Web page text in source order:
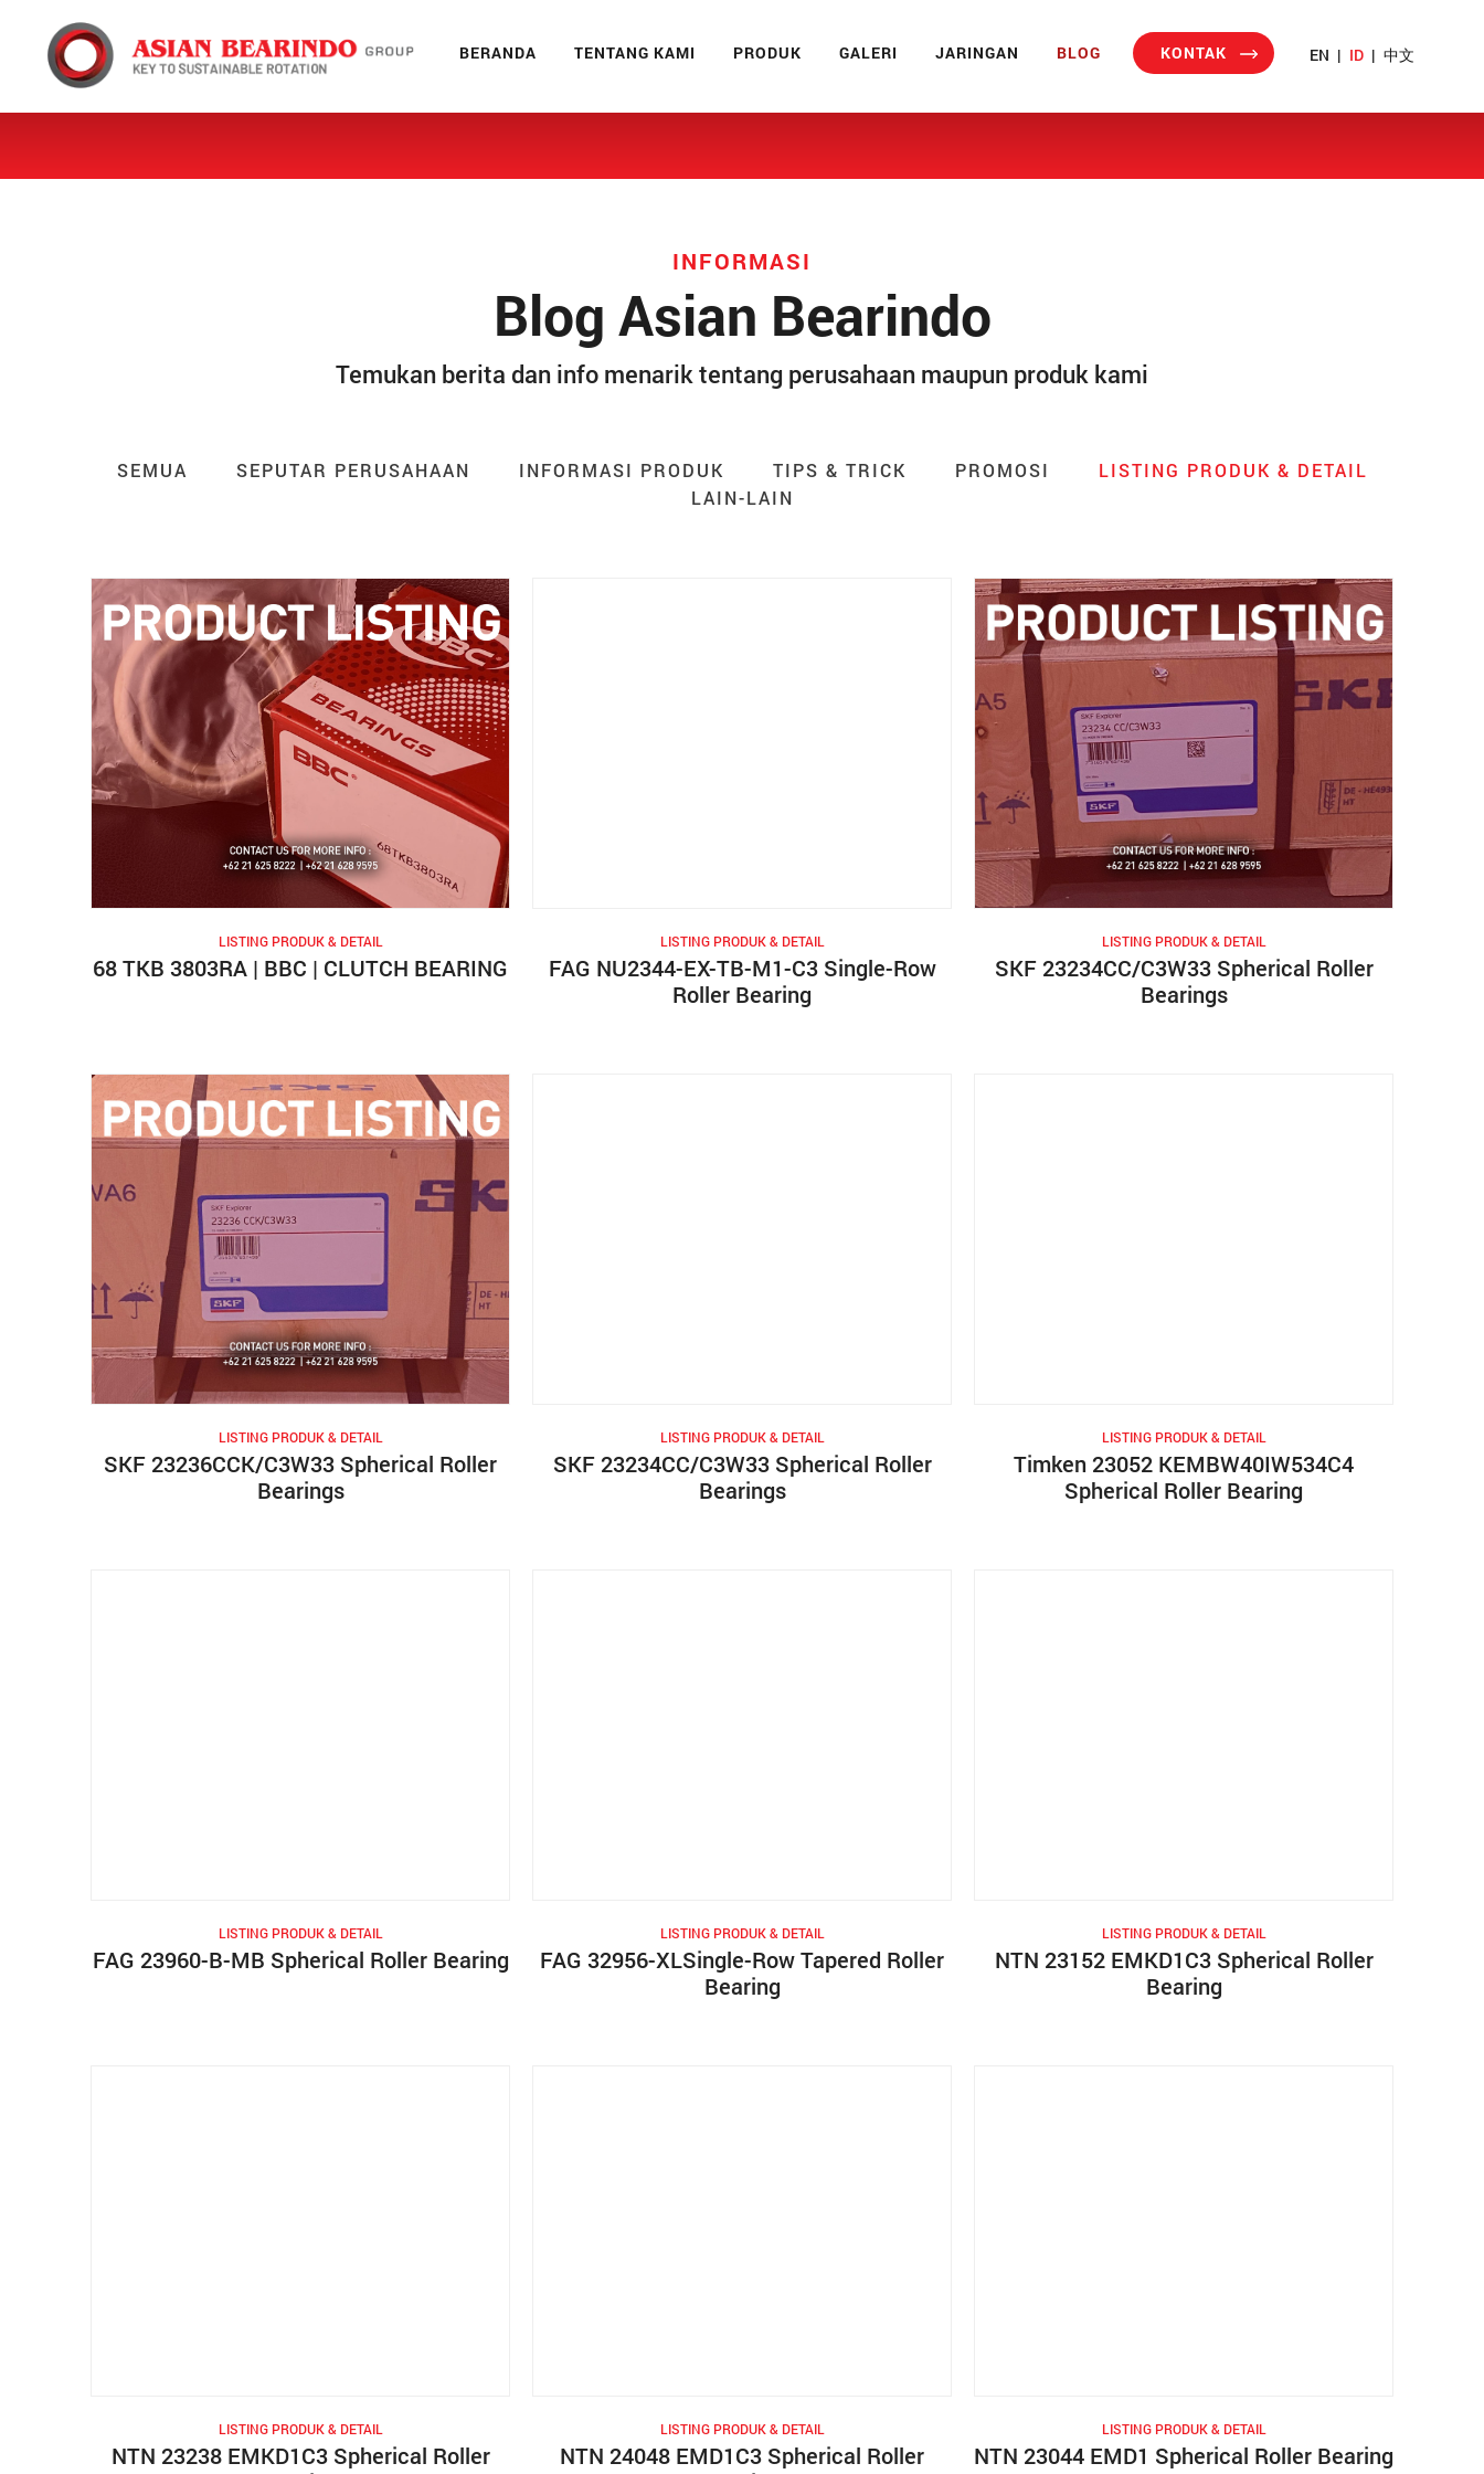
BERANDA TENTANG KAMI PRODUK GALERI JARINGAN BLOG KONTAK EN | ID | 中文
INFORMASI
Blog Asian Bearindo
Temukan berita dan info menarik tentang perusahaan maupun produk kami
SEMUA SEPUTAR PERUSAHAAN INFORMASI PRODUK TIPS & TRICK PROMOSI
LISTING PRODUK & DETAIL
LAIN-LAIN
LISTING PRODUK & DETAIL
68 TKB 3803RA | BBC | CLUTCH BEARING
LISTING PRODUK & DETAIL
FAG NU2344-EX-TB-M1-C3 Single-Row
Roller Bearing
LISTING PRODUK & DETAIL
SKF 23234CC/C3W33 Spherical Roller
Bearings
LISTING PRODUK & DETAIL
SKF 23236CCK/C3W33 Spherical Roller
Bearings
LISTING PRODUK & DETAIL
SKF 23234CC/C3W33 Spherical Roller
Bearings
LISTING PRODUK & DETAIL
Timken 23052 KEMBW40IW534C4
Spherical Roller Bearing
LISTING PRODUK & DETAIL
FAG 23960-B-MB Spherical Roller Bearing
LISTING PRODUK & DETAIL
FAG 32956-XLSingle-Row Tapered Roller
Bearing
LISTING PRODUK & DETAIL
NTN 23152 EMKD1C3 Spherical Roller
Bearing
LISTING PRODUK & DETAIL
NTN 23238 EMKD1C3 Spherical Roller
LISTING PRODUK & DETAIL
NTN 24048 EMD1C3 Spherical Roller
LISTING PRODUK & DETAIL
NTN 23044 EMD1 Spherical Roller Bearing